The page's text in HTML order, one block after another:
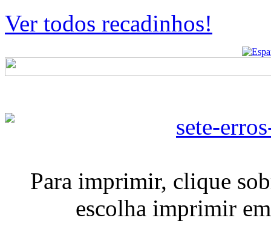
Ver todos recadinhos!
Para imprimir, clique
escolha imprimir